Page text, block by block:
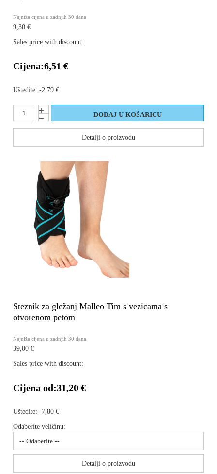
Najniža cijena u zadnjih 30 dana
9,30 €
Sales price with discount:
Cijena:6,51 €
Uštedite: -2,79 €
Detalji o proizvodu
Steznik za gležanj Malleo Tim s vezicama s
otvorenom petom
Najniža cijena u zadnjih 30 dana
39,00 €
Sales price with discount:
Cijena od:31,20 €
Uštedite: -7,80 €
Odaberite veličinu:
Detalji o proizvodu